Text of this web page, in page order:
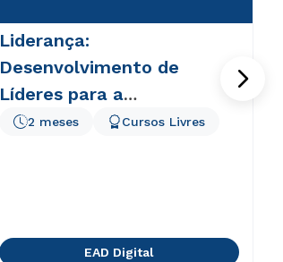
Liderança:
Desenvolvimento de
Líderes para a
Contemporaneidade
2 meses Cursos Livres
EAD Digital